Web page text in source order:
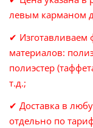
левым карманом
✔ Изготавливаем
материалов:
полиэстер
т.д.;
✔ Доставка в
отдельно по